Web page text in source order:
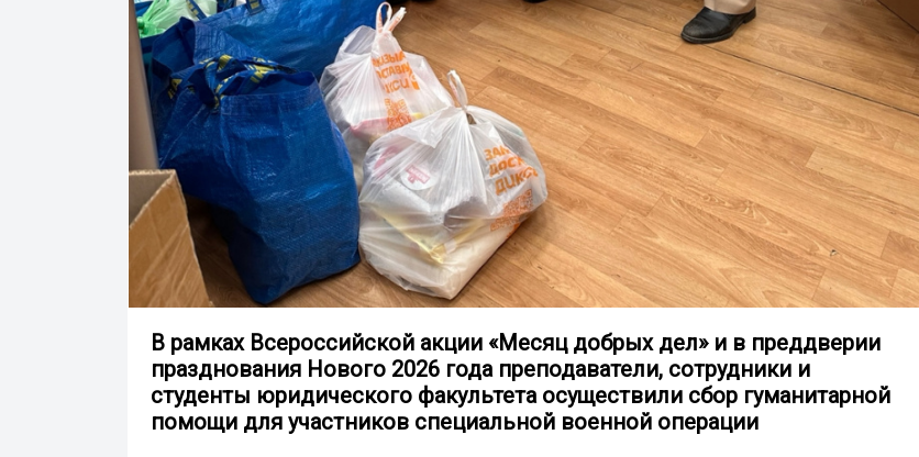
В рамках Всероссийской акции «Месяц добрых дел» и в преддверии
празднования Нового 2026 года преподаватели, сотрудники и
студенты юридического факультета осуществили сбор гуманитарной
помощи для участников специальной военной операции